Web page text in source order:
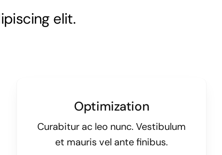
elit.
Optimization
Curabitur ac leo nunc. Vestibulum
et mauris vel ante finibus.